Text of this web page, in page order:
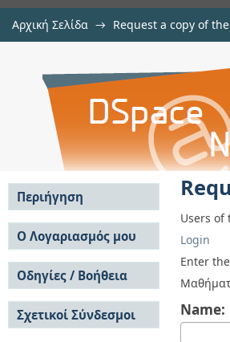
Αρχική Σελίδα → Request a copy of
Request a copy of
Users of
Login
Enter
Name:
Περιήγηση
Σε όλο το DSpace
Κοινότητες & Συλλογές
Ανά Ημερομηνία
Έκδοσης
Συγγραφείς
Τίτλοι
Θέματα
Ο Λογαριασμός μου
Σύνδεση
Εγγραφή
Οδηγίες / Βοήθεια
Οδηγίες Υποβολής
Οδηγίες Χρήσης ΙΑ
Συχνές Ερωτήσεις
Σχετικοί Σύνδεσμοι